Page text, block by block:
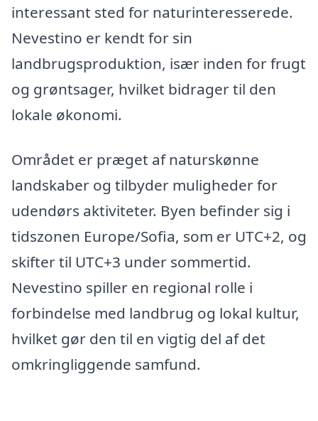
interessant sted for naturinteresserede.
Nevestino er kendt for sin
landbrugsproduktion, især inden for frugt
og grøntsager, hvilket bidrager til den
lokale økonomi.
Området er præget af naturskønne
landskaber og tilbyder muligheder for
udendørs aktiviteter. Byen befinder sig i
tidszonen Europe/Sofia, som er UTC+2, og
skifter til UTC+3 under sommertid.
Nevestino spiller en regional rolle i
forbindelse med landbrug og lokal kultur,
hvilket gør den til en vigtig del af det
omkringliggende samfund.